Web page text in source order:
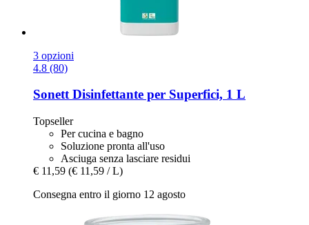
3 opzioni
4.8 (80)
SonettDisinfettante per Superfici, 1 L
Topseller
Per cucina e bagno
Soluzione pronta all'uso
Asciuga senza lasciare residui
€ 11,59 (€ 11,59 / L)
Consegna entro il giorno 12 agosto